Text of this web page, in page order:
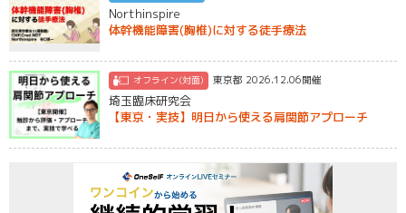
Northinspire
体幹機能障害(胸椎)に対する徒手療法
オフライン(対面) 東京都 2026.12.06開催
埼玉臨床研究会
【東京・実技】明日から使える肩関節アプローチ